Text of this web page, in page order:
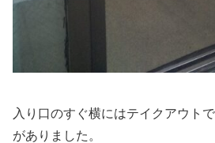
入り口のすぐ横にはテイクアウト
がありました。